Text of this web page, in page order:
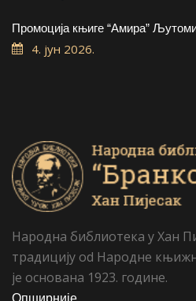
Промоција књиге “Амира”
4. јун 2026.
Народна библиотека у Хан
традицију od Народне
је основана 1923. године.